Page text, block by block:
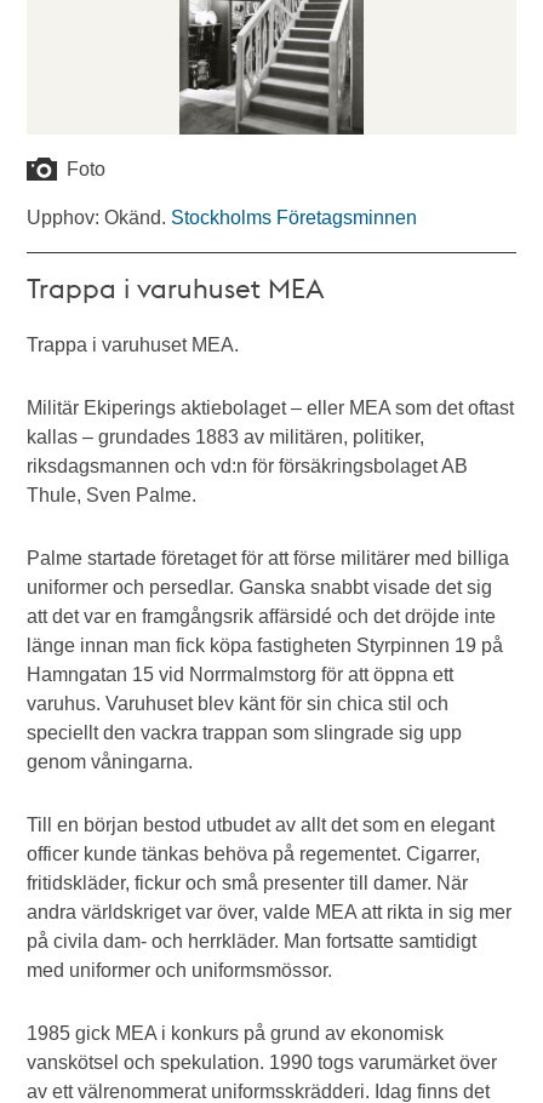
Foto
Upphov: Okänd. Stockholms Företagsminnen
Trappa i varuhuset MEA
Trappa i varuhuset MEA.
Militär Ekiperings aktiebolaget – eller MEA som det oftast
kallas – grundades 1883 av militären, politiker,
riksdagsmannen och vd:n för försäkringsbolaget AB
Thule, Sven Palme.
Palme startade företaget för att förse militärer med billiga
uniformer och persedlar. Ganska snabbt visade det sig
att det var en framgångsrik affärsidé och det dröjde inte
länge innan man fick köpa fastigheten Styrpinnen 19 på
Hamngatan 15 vid Norrmalmstorg för att öppna ett
varuhus. Varuhuset blev känt för sin chica stil och
speciellt den vackra trappan som slingrade sig upp
genom våningarna.
Till en början bestod utbudet av allt det som en elegant
officer kunde tänkas behöva på regementet. Cigarrer,
fritidskläder, fickur och små presenter till damer. När
andra världskriget var över, valde MEA att rikta in sig mer
på civila dam- och herrkläder. Man fortsatte samtidigt
med uniformer och uniformsmössor.
1985 gick MEA i konkurs på grund av ekonomisk
vanskötsel och spekulation. 1990 togs varumärket över
av ett välrenommerat uniformsskrädderi. Idag finns det